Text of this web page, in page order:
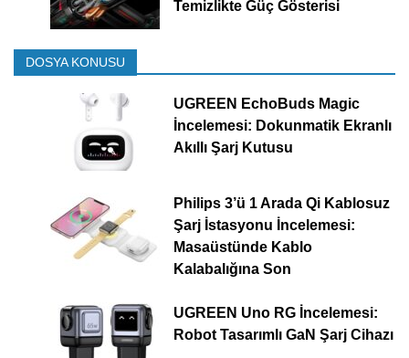
Temizlikte Güç Gösterisi
DOSYA KONUSU
UGREEN EchoBuds Magic
İncelemesi: Dokunmatik Ekranlı
Akıllı Şarj Kutusu
Philips 3’ü 1 Arada Qi Kablosuz
Şarj İstasyonu İncelemesi:
Masaüstünde Kablo
Kalabalığına Son
UGREEN Uno RG İncelemesi:
Robot Tasarımlı GaN Şarj Cihazı